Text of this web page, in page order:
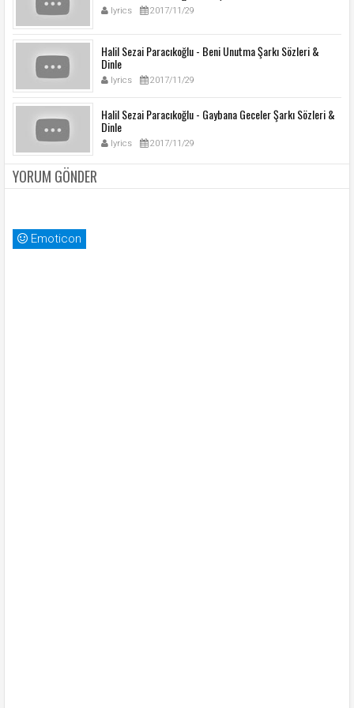
lyrics 2017/11/29
Halil Sezai Paracıkoğlu - Beni Unutma Şarkı Sözleri &
Dinle
lyrics 2017/11/29
Halil Sezai Paracıkoğlu - Gaybana Geceler Şarkı Sözleri &
Dinle
lyrics 2017/11/29
YORUM GÖNDER
Emoticon